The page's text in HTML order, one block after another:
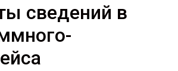
сведений в